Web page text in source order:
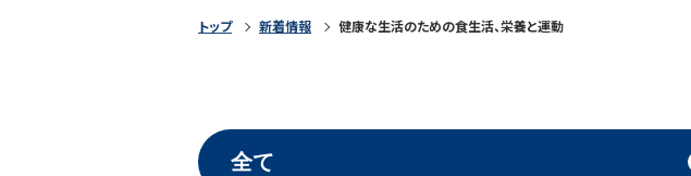
トップ 新着情報 健康な生活のための食生活、栄養と運動